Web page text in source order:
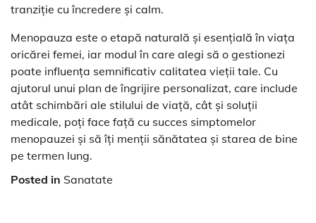
tranziție cu încredere și calm.
Menopauza este o etapă naturală și esențială în viața
oricărei femei, iar modul în care alegi să o gestionezi
poate influența semnificativ calitatea vieții tale. Cu
ajutorul unui plan de îngrijire personalizat, care include
atât schimbări ale stilului de viață, cât și soluții
medicale, poți face față cu succes simptomelor
menopauzei și să îți menții sănătatea și starea de bine
pe termen lung.
Posted in Sanatate